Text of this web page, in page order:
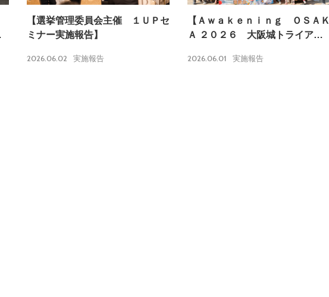
【選挙管理委員会主催 １ＵＰセ
ミナー実施報告】
2026.06.02 実施報告
【Ａｗａｋｅｎｉｎｇ ＯＳＡＫ
Ａ ２０２６ 大阪城トライアス
2026.06.01 実施報告